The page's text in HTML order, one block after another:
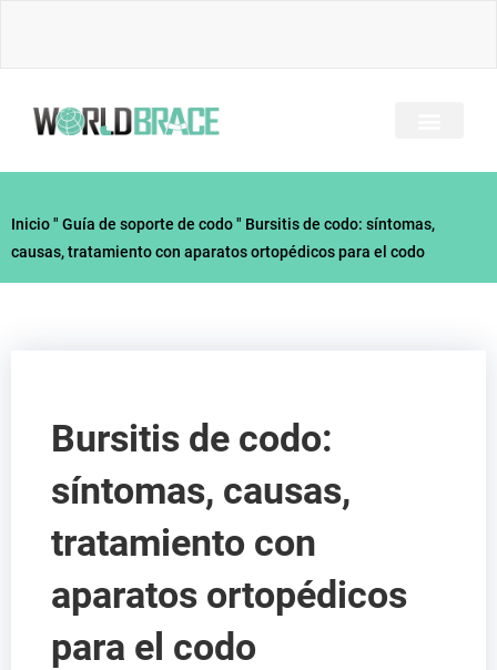
Inicio" Guía de soporte de codo" Bursitis de codo: síntomas,
causas, tratamiento con aparatos ortopédicos para el codo
Bursitis de codo:
síntomas, causas,
tratamiento con
aparatos ortopédicos
para el codo